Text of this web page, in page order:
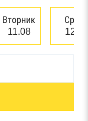
обслуживания
Вторник
11.08
12.08